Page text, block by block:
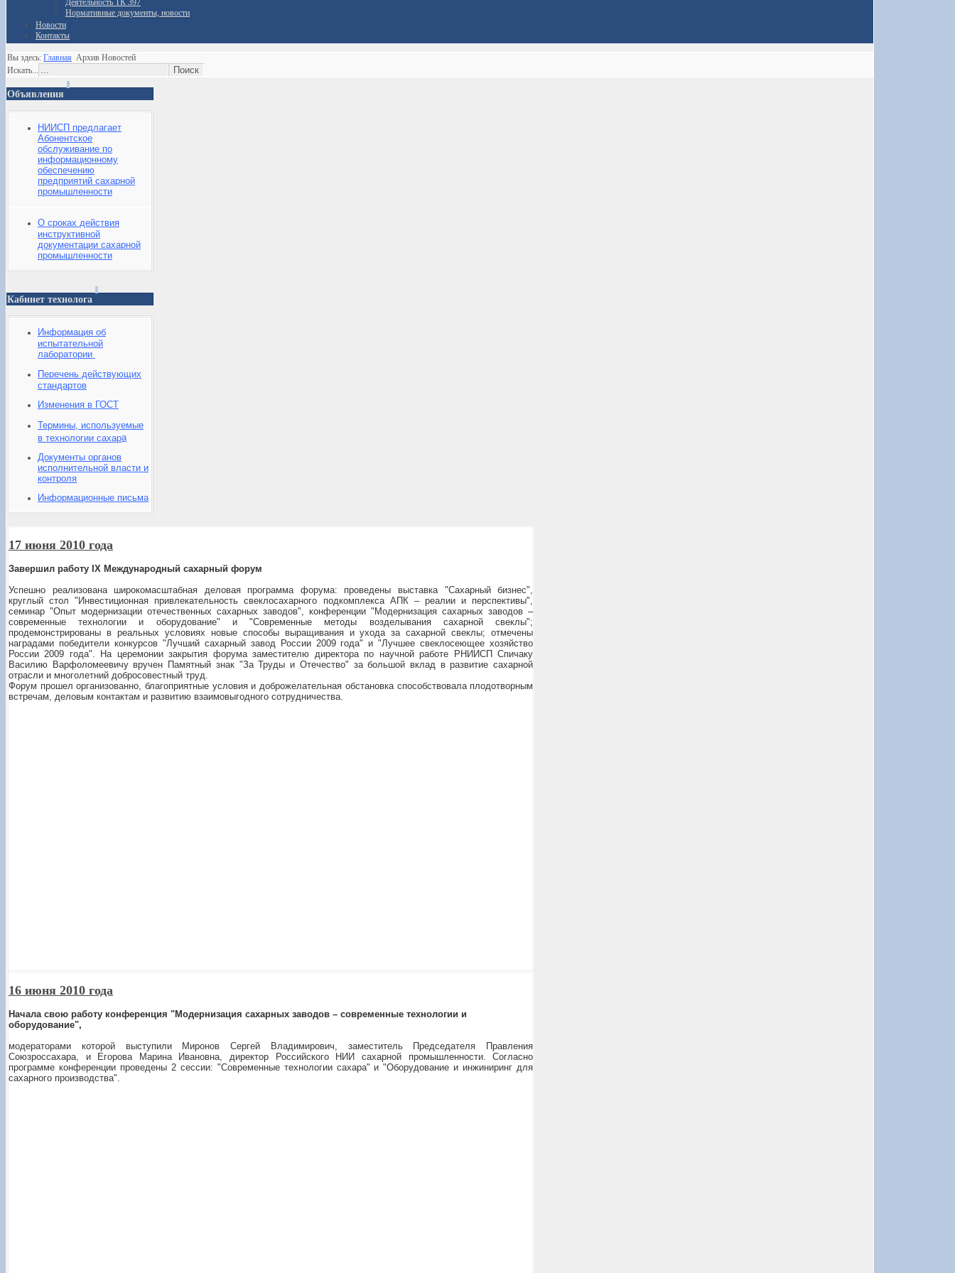
Деятельность ТК 397
Нормативные документы, новости
Новости
Контакты
Вы здесь: Главная Архив Новостей
Искать...
Объявления
НИИСП предлагает
Абонентское
обслуживание по
информационному
обеспечению
предприятий сахарной
промышленности
О сроках действия
инструктивной
документации сахарной
промышленности
Кабинет технолога
Информация об
испытательной
лаборатории
Перечень действующих
стандартов
Изменения в ГОСТ
Термины, используемые
в технологии сахара
Документы органов
исполнительной власти и
контроля
Информационные письма
17 июня 2010 года
Завершил работу IX Международный сахарный форум
Успешно реализована широкомасштабная деловая программа форума: проведены выставка "Сахарный бизнес",
круглый стол "Инвестиционная привлекательность свеклосахарного подкомплекса АПК – реалии и перспективы",
семинар "Опыт модернизации отечественных сахарных заводов", конференции "Модернизация сахарных заводов –
современные технологии и оборудование" и "Современные методы возделывания сахарной свеклы";
продемонстрированы в реальных условиях новые способы выращивания и ухода за сахарной свеклы; отмечены
наградами победители конкурсов "Лучший сахарный завод России 2009 года" и "Лучшее свеклосеющее хозяйство
России 2009 года". На церемонии закрытия форума заместителю директора по научной работе РНИИСП Спичаку
Василию Варфоломеевичу вручен Памятный знак "За Труды и Отечество" за большой вклад в развитие сахарной
отрасли и многолетний добросовестный труд.
Форум прошел организованно, благоприятные условия и доброжелательная обстановка способствовала плодотворным
встречам, деловым контактам и развитию взаимовыгодного сотрудничества.
16 июня 2010 года
Начала свою работу конференция "Модернизация сахарных заводов – современные технологии и
оборудование",
модераторами которой выступили Миронов Сергей Владимирович, заместитель Председателя Правления
Союзроссахара, и Егорова Марина Ивановна, директор Российского НИИ сахарной промышленности. Согласно
программе конференции проведены 2 сессии: "Современные технологии сахара" и "Оборудование и инжиниринг для
сахарного производства".